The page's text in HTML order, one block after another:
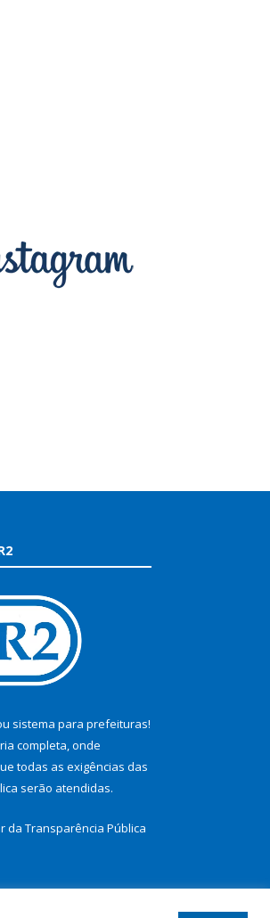
sistema para prefeituras!
completa, onde
todas as exigências das
serão atendidas.
da Transparência Pública